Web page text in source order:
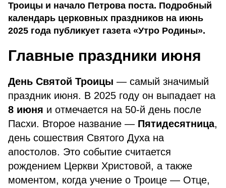
Троицы и начало Петрова поста. Подробный
календарь церковных праздников на июнь
2025 года публикует газета «Утро Родины».
Главные праздники июня
День Святой Троицы — самый значимый
праздник июня. В 2025 году он выпадает на
8 июня и отмечается на 50-й день после
Пасхи. Второе название — Пятидесятница,
день сошествия Святого Духа на
апостолов. Это событие считается
рождением Церкви Христовой, а также
моментом, когда учение о Троице — Отце,